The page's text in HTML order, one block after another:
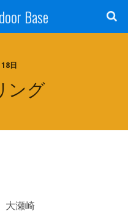
Base
日
ング
大瀬崎